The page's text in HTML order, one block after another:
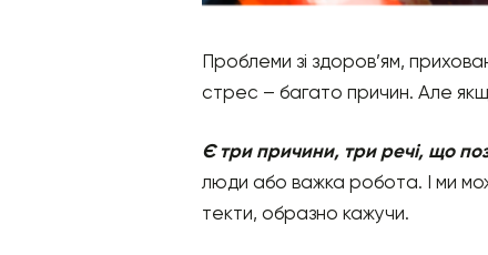
Проблеми зі здоров’ям,
стрес – багато причин. Але
Є три причини, три речі, що
люди або важка робота. І ми
текти, образно кажучи.